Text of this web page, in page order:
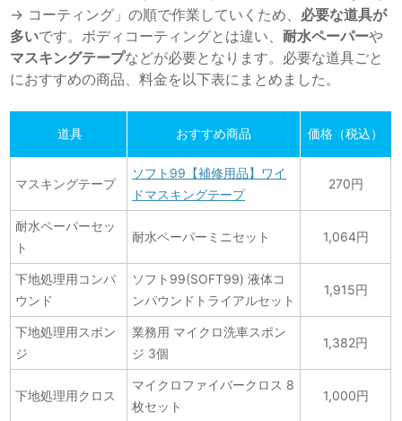
→ コーティング」の順で作業していくため、 必要な道具が
多いです。ボディコーティングとは違い、耐水ペーパーや
マスキングテープなどが必要となります。必要な道具ごと
におすすめの商品、料金を以下表にまとめました。
道具 おすすめ商品 価格（税込）
マスキングテープ
ソフト99【補修用品】ワイ
ドマスキングテープ
270円
耐水ペーパーセッ
ト
耐水ペーパーミニセット 1,064円
下地処理用コンパ
ウンド
ソフト99(SOFT99) 液体コ
ンパウンドトライアルセット
1,915円
下地処理用スポン
ジ
業務用 マイクロ洗車スポン
ジ 3個
1,382円
下地処理用クロス
マイクロファイバークロス 8
枚セット
1,000円